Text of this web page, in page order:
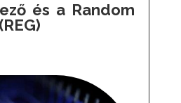
és a Random